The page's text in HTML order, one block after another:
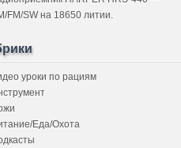
FM/SW на 18650 литии.
уроки по рациям
Еда/Охота